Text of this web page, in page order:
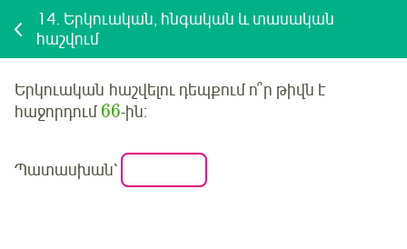
14. Երկուական, հնգական և տասական
հաշվում
Երկուական հաշվելու դեպքում ո՞ր թիվն է
հաջորդում66-ին:
Պատասխան՝